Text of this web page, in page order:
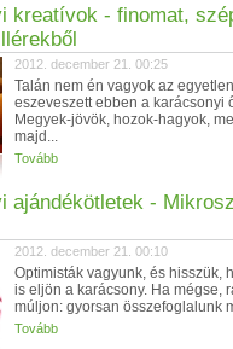
kreatívok - finomat,
2012. december 21. 00:25
Talán nem én vagyok az egyetlen
eszeveszett ebben a karácsonyi
Megyek-jövök, hozok-hagyok,
majd...
Tovább
ajándékötletek -
2012. december 21. 00:10
Optimisták vagyunk, és hisszük,
is eljön a karácsony. Ha mégse,
múljon: gyorsan összefoglalunk
Tovább